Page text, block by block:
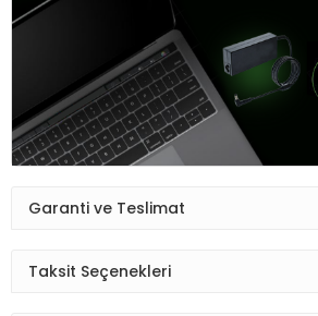
Garanti ve Teslimat
Taksit Seçenekleri